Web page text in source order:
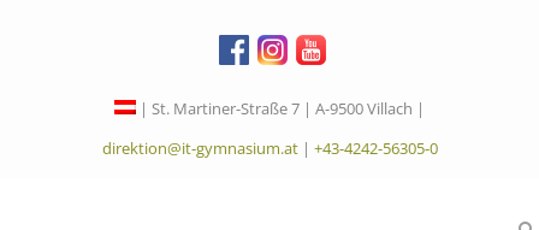
| St. Martiner-Straße 7 | A-9500 Villach |
direktion@it-gymnasium.at| +43-4242-56305-0